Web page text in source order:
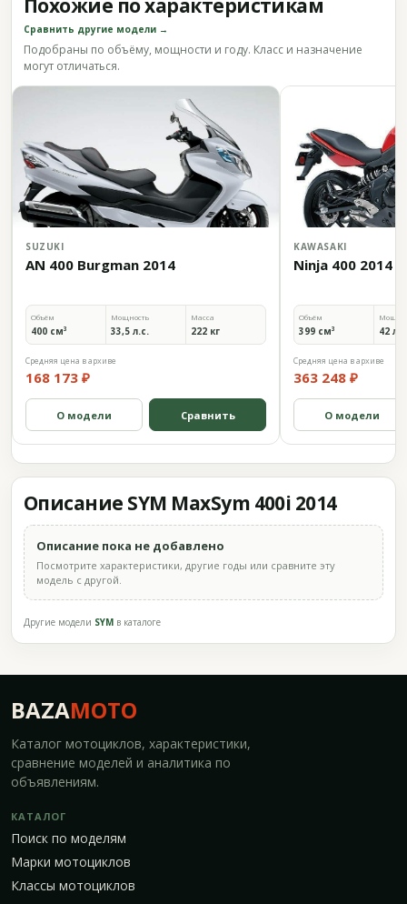
Похожие по характеристикам
Сравнить другие модели →
Подобраны по объёму, мощности и году. Класс и назначение
могут отличаться.
SUZUKI
AN 400 Burgman 2014
Объём
400 см³
Мощность
33,5 л.с.
Масса
222 кг
Средняя цена в архиве
168 173 ₽
О модели Сравнить
KAWASAKI
Ninja 400 2014
Объём
399 см³ 42
Средняя цена в архиве
363 248 ₽
О модели
Описание SYM MaxSym 400i 2014
Описание пока не добавлено
Посмотрите характеристики, другие годы или сравните эту
модель с другой.
Другие модели SYM в каталоге
BAZAMOTO
Каталог мотоциклов, характеристики,
сравнение моделей и аналитика по
объявлениям.
КАТАЛОГ
Поиск по моделям
Марки мотоциклов
Классы мотоциклов